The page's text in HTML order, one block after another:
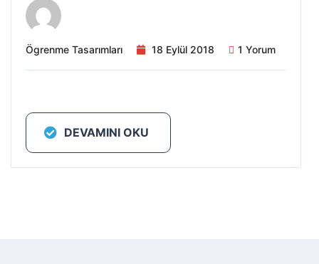
Ögrenme Tasarımları 18 Eylül 2018 1 Yorum
DEVAMINI OKU